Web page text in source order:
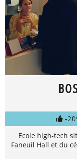
-
Ecole high-tech
Faneuil Hall et du